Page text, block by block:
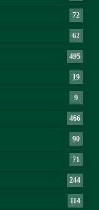
72
62
495
19
9
466
90
71
244
114